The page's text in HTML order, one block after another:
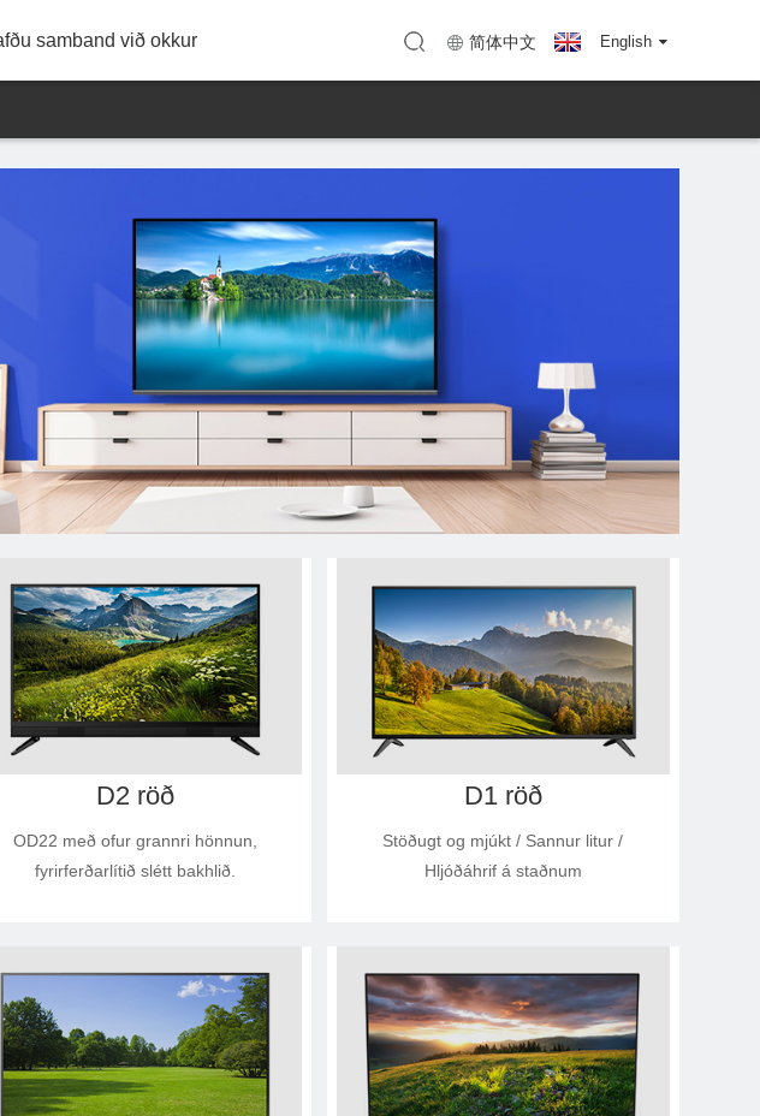
samband við okkur 简体中文 English
D2 röð
OD22 með ofur grannri hönnun,
fyrirferðarlítið slétt bakhlið.
D1 röð
Stöðugt og mjúkt / Sannur litur /
Hljóðáhrif á staðnum